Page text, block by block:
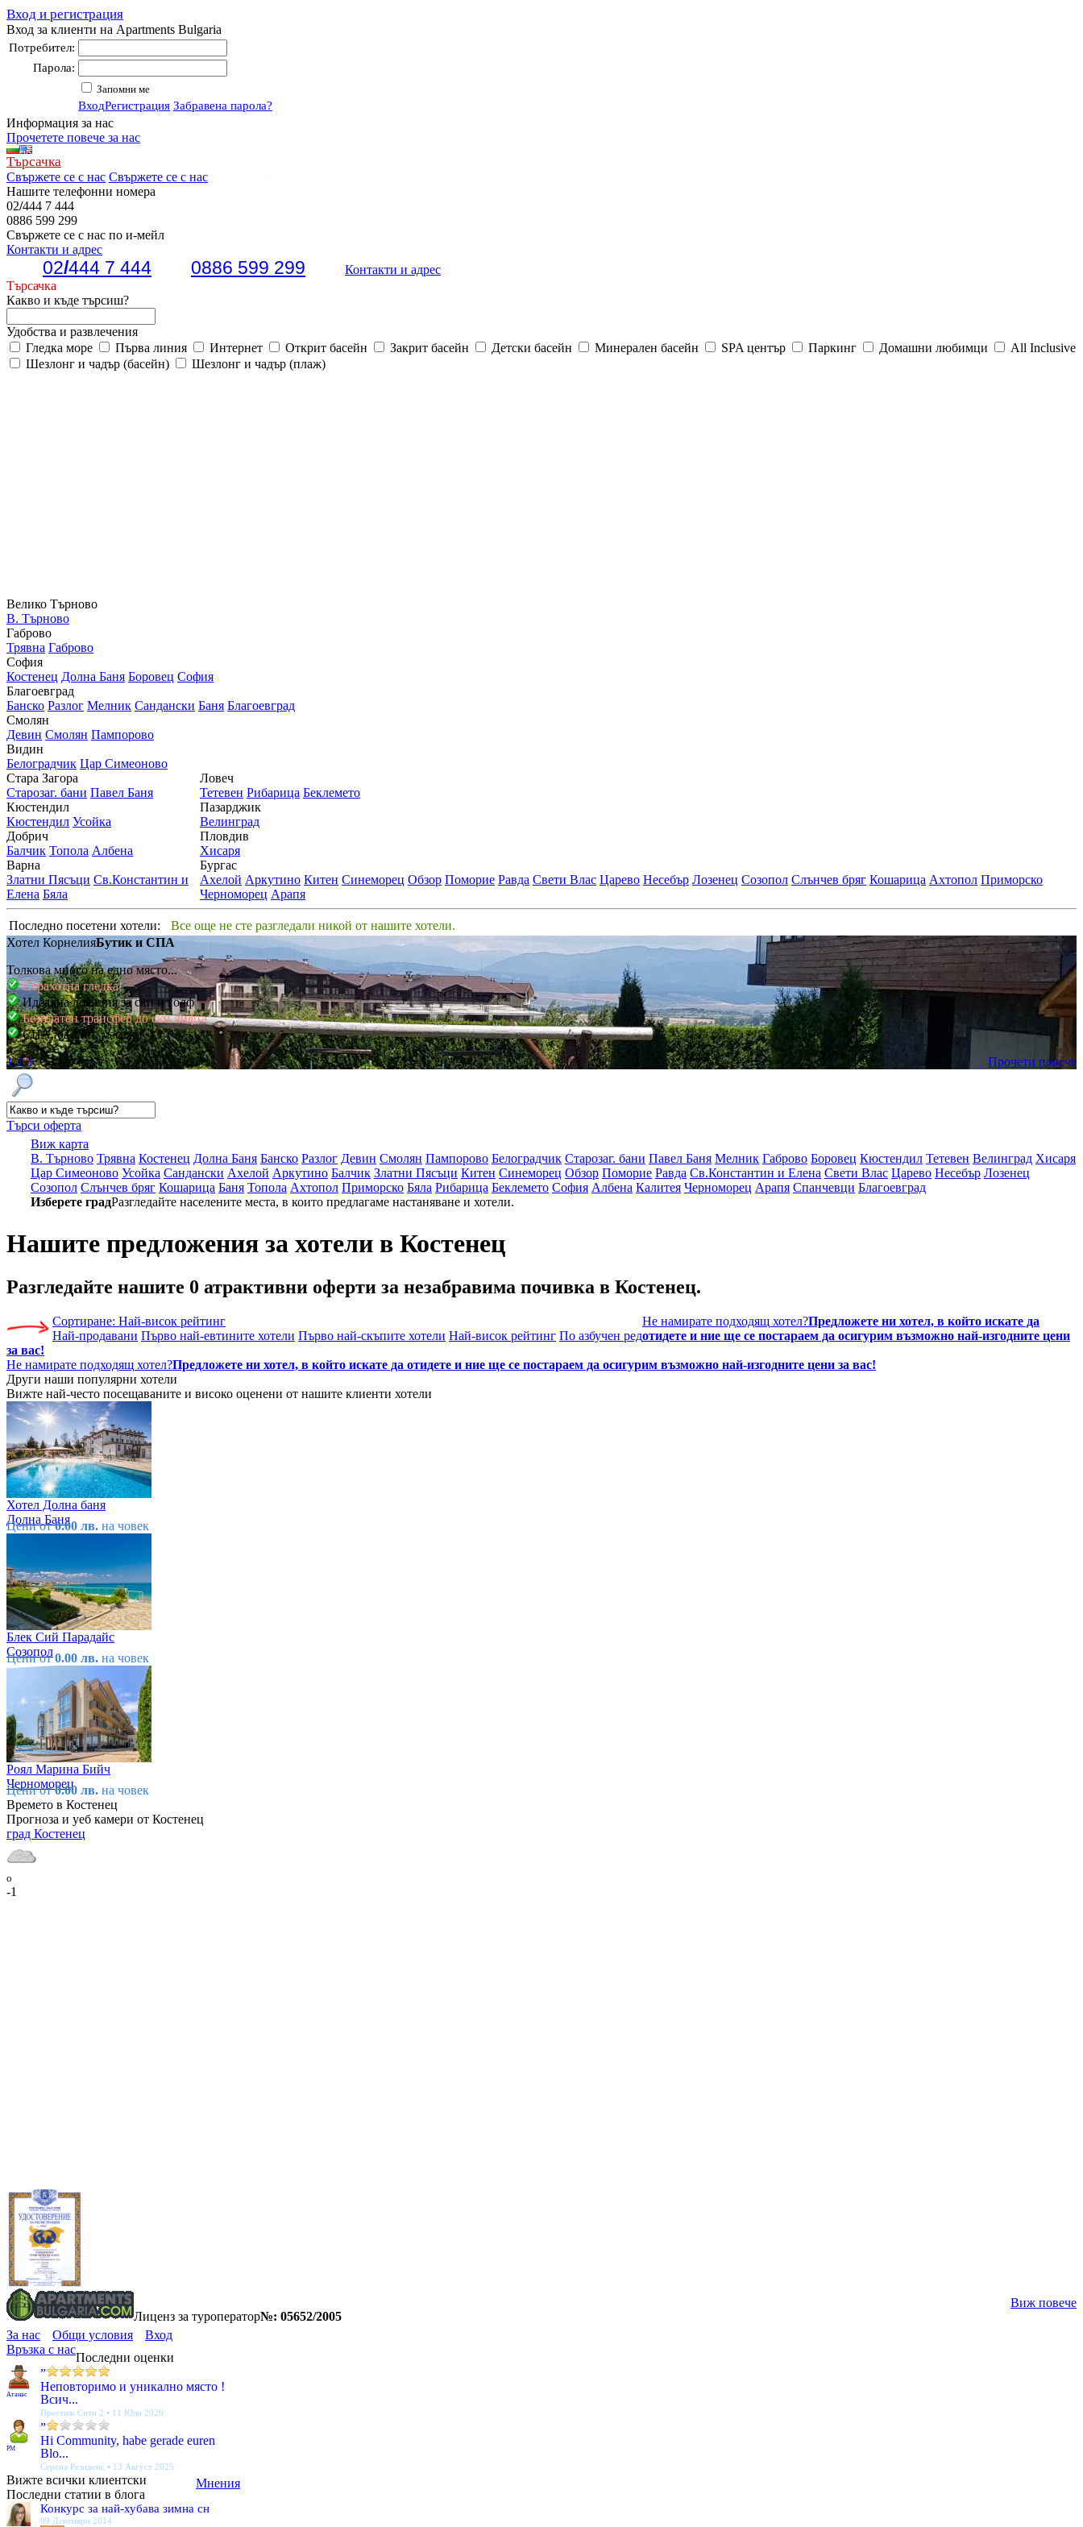
Вход и регистрация
Вход за клиенти на Apartments Bulgaria
Потребител:
Парола:
Запомни ме
ВходРегистрация Забравена парола?
Информация за нас
Прочетете повече за нас
Търсачка
Свържете се с нас Свържете се с нас
Нашите телефонни номера
02/444 7 444
0886 599 299
Свържете се с нас по и-мейл
Контакти и адрес
02/444 7 444 0886 599 299
Контакти и адрес
Търсачка
Какво и къде търсиш?
Удобства и развлечения
Гледка море
Първа линия Интернет Открит басейн Закрит басейн Детски басейн Минерален басейн SPA център Паркинг Домашни любимци
All Inclusive
Шезлонг и чадър (басейн)
Шезлонг и чадър (плаж)
Велико Търново
В. Търново
Габрово
Трявна Габрово
София
Костенец Долна Баня Боровец София
Благоевград
Банско Разлог Мелник Сандански Баня Благоевград
Смолян
Девин Смолян Пампорово
Видин
Белоградчик Цар Симеоново
Стара Загора
Старозаг. бани Павел Баня
Кюстендил
Кюстендил Усойка
Добрич
Балчик Топола Албена
Варна
Златни Пясъци Св.Константин и
Елена Бяла
Ловеч
Тетевен Рибарица Беклемето
Пазарджик
Велинград
Пловдив
Хисаря
Бургас
Ахелой Аркутино Китен Синеморец Обзор Поморие Равда Свети Влас Царево Несебър Лозенец Созопол Слънчев бряг Кошарица Ахтопол Приморско
Черноморец Арапя
Последно посетени хотели:
Все още не сте разгледали никой от нашите хотели.
Хотел КорнелияБутик и СПА
Толкова много на едно място...
Страхотна гледка!
Идеална локация за ски и голф
Безплатен трансфер до ски лифта
СПА, басейн, масажи
Прочети повече
1 2 3
Търси оферта
Виж карта
В. Търново Трявна Костенец Долна Баня Банско Разлог Девин Смолян Пампорово Белоградчик Старозаг. бани Павел Баня Мелник Габрово Боровец Кюстендил Тетевен Велинград Хисаря
Цар Симеоново Усойка Сандански Ахелой Аркутино Балчик Златни Пясъци Китен Синеморец Обзор Поморие Равда Св.Константин и Елена Свети Влас Царево Несебър Лозенец
Созопол Слънчев бряг Кошарица Баня Топола Ахтопол Приморско Бяла Рибарица Беклемето София Албена Калитея Черноморец Арапя Спанчевци Благоевград
Изберете градРазгледайте населените места, в които предлагаме настаняване и хотели.
Нашите предложения за хотели в Костенец
Разгледайте нашите 0 атрактивни оферти за незабравима почивка в Костенец.
Сортиране: Най-висок рейтинг
Най-продавани Първо най-евтините хотели Първо най-скъпите хотели Най-висок рейтинг По азбучен ред
Не намирате подходящ хотел?Предложете ни хотел, в който искате да
отидете и ние ще се постараем да осигурим възможно най-изгодните цени
за вас!
Не намирате подходящ хотел?Предложете ни хотел, в който искате да отидете и ние ще се постараем да осигурим възможно най-изгодните цени за вас!
Други наши популярни хотели
Вижте най-често посещаваните и високо оценени от нашите клиенти хотели
Хотел Долна баня
Долна Баня
Цени от0.00 лв. на човек
Блек Сий Парадайс
Созопол
Цени от0.00 лв. на човек
Роял Марина Бийч
Черноморец
Цени от0.00 лв. на човек
Времето в Костенец
Прогноза и уеб камери от Костенец
град Костенец
o
-1
Лиценз за туроператор№: 05652/2005
Виж повече
За нас Общи условия
Вход
Връзка с нас
Последни оценки
Атанас
”
Неповторимо и уникално място !
Всич...
Престиж Сити 2 • 11 Юли 2026
PM
”
Hi Community, habe gerade euren
Blo...
Серена Резиденс • 13 Август 2025
Мнения
Вижте всички клиентски
Последни статии в блога
Конкурс за най-хубава зимна сн
09 Декември 2014